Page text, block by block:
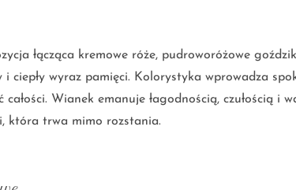
łącząca kremowe róże, pudroworóżowe
i ciepły wyraz pamięci. Kolorystyka wprowadza
Wianek emanuje łagodnością, czułością i
która trwa mimo rozstania.